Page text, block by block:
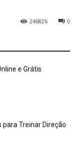
0
246826
e Grátis
para Treinar Direção